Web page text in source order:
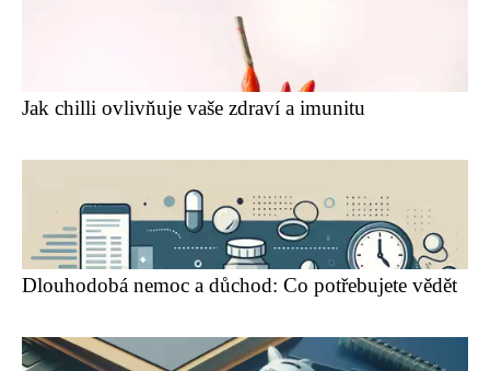
Jak chilli ovlivňuje vaše zdraví a imunitu
Dlouhodobá nemoc a důchod: Co potřebujete vědět